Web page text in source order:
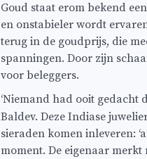
Goud staat erom bekend
en onstabieler wordt
terug in de goudprijs, die
spanningen. Door zijn
voor beleggers.
‘Niemand had ooit gedacht
Baldev. Deze Indiase
sieraden komen inleveren:
moment. De eigenaar